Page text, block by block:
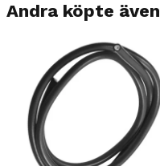
Andra köpte även